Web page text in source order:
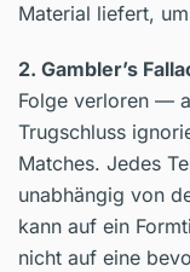
Material liefert,
2. Gambler’s
Folge verloren —
Trugschluss
Matches. Jedes
unabhängig von
kann auf ein
nicht auf eine